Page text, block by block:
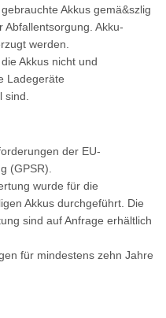
Akkus gemä&szlig
Abfallentsorgung. Akku-
werden.
Akkus nicht und
Ladegeräte
sind.
der EU-
(GPSR).
wurde für die
Akkus durchgeführt. Die
sind auf Anfrage erhältlich
für mindestens zehn Jahre